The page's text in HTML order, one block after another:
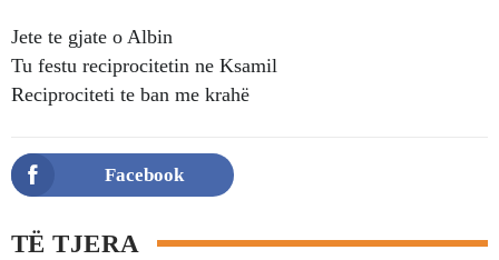
Jete te gjate o Albin
Tu festu reciprocitetin ne Ksamil
Reciprociteti te ban me krahë
Facebook
TË TJERA